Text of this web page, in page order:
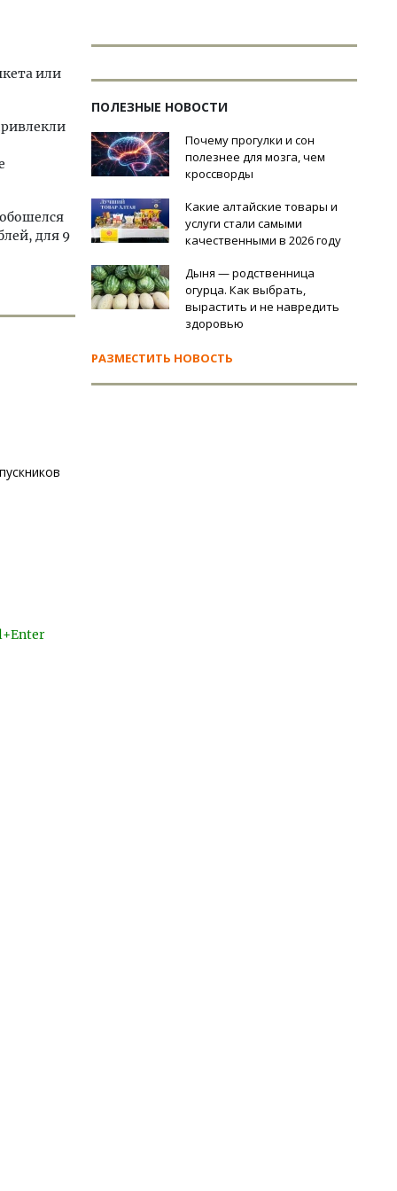
или
для 9
ПОЛЕЗНЫЕ НОВОСТИ
Почему прогулки и сон
полезнее для мозга, чем
кроссворды
Какие алтайские товары и
услуги стали самыми
качественными в 2026 году
Дыня — родственница
огурца. Как выбрать,
вырастить и не навредить
здоровью
РАЗМЕСТИТЬ НОВОСТЬ